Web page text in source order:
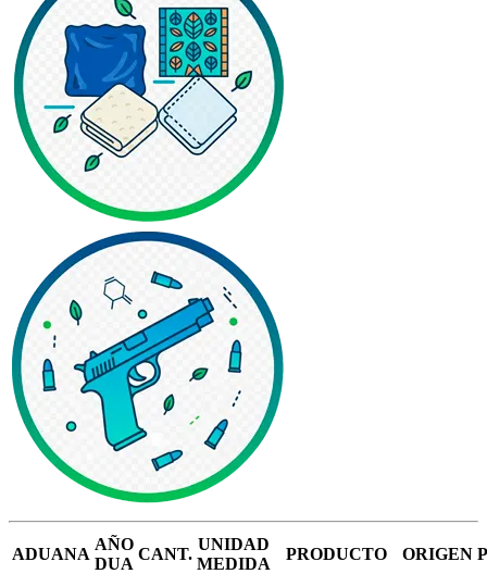
ADUANA
AÑO
DUA
CANT.
UNIDAD
MEDIDA
PRODUCTO ORIGEN